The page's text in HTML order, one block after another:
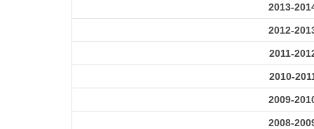
2013-
2012-
2011-
2010-
2009-
2008-